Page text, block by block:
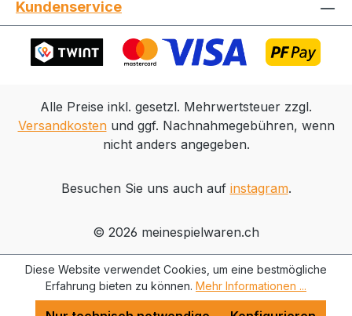
Kopieren
Kundenservice
Alle Preise inkl. gesetzl. Mehrwertsteuer zzgl.
Versandkostenund ggf. Nachnahmegebühren, wenn
nicht anders angegeben.
Besuchen Sie uns auch auf instagram.
© 2026 meinespielwaren.ch
Diese Website verwendet Cookies, um eine bestmögliche
Erfahrung bieten zu können. Mehr Informationen ...